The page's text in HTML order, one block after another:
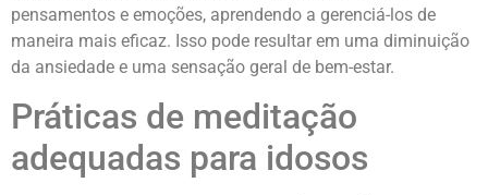
pensamentos e emoções, aprendendo a gerenciá-los de
maneira mais eficaz. Isso pode resultar em uma diminuição
da ansiedade e uma sensação geral de bem-estar.
Práticas de meditação
adequadas para idosos